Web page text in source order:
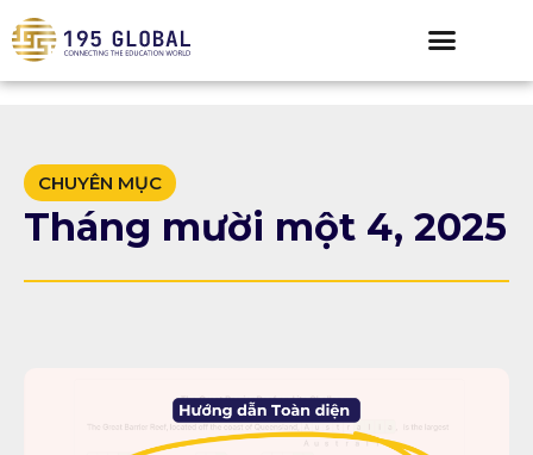
CHUYÊN MỤC
Tháng mười một 4, 2025